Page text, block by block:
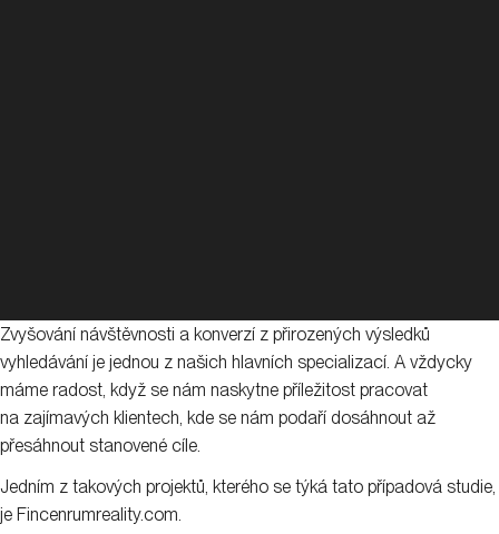
Zvyšování návštěvnosti a konverzí z přirozených výsledků
vyhledávání je jednou z našich hlavních specializací. A vždycky
máme radost, když se nám naskytne příležitost pracovat
na zajímavých klientech, kde se nám podaří dosáhnout až
přesáhnout stanovené cíle.
Jedním z takových projektů, kterého se týká tato případová studie,
je Fincenrumreality.com.